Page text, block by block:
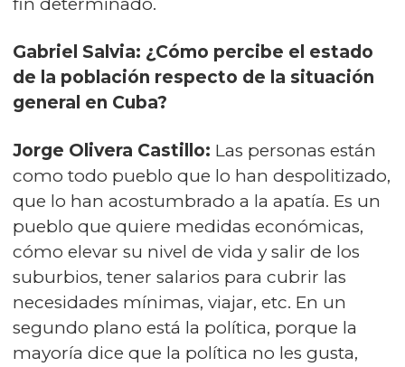
Gabriel Salvia: ¿Cómo percibe el estado
de la población respecto de la situación
general en Cuba?
Jorge Olivera Castillo: Las personas están
como todo pueblo que lo han despolitizado,
que lo han acostumbrado a la apatía. Es un
pueblo que quiere medidas económicas,
cómo elevar su nivel de vida y salir de los
suburbios, tener salarios para cubrir las
necesidades mínimas, viajar, etc. En un
segundo plano está la política, porque la
mayoría dice que la política no les gusta,